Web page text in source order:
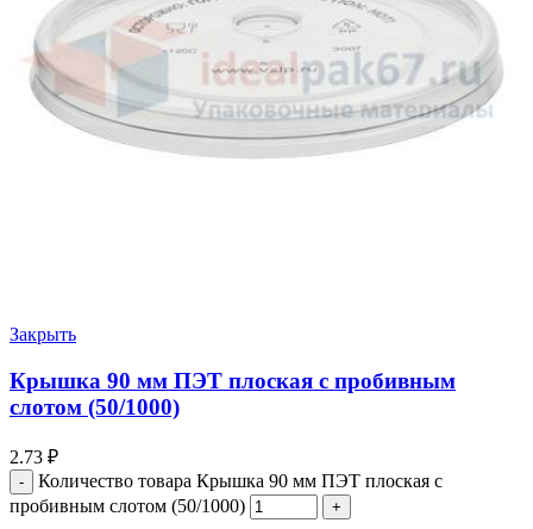
Закрыть
Крышка 90 мм ПЭТ плоская с пробивным
слотом (50/1000)
2.73 ₽
Количество товара Крышка 90 мм ПЭТ плоская с
пробивным слотом (50/1000)